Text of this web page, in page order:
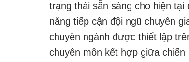
trạng thái sẵn sàng cho hiện
năng tiếp cận đội ngũ chuyên
chuyên ngành được thiết lập
chuyên môn kết hợp giữa